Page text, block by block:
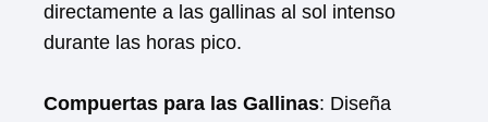
directamente a las gallinas al sol intenso
durante las horas pico.
Compuertas para las Gallinas: Diseña